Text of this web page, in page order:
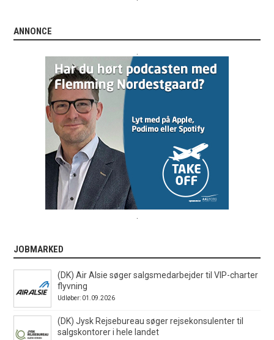
ANNONCE
JOBMARKED
(DK) Air Alsie søger salgsmedarbejder til VIP-charter
flyvning
Udløber: 01.09.2026
(DK) Jysk Rejsebureau søger rejsekonsulenter til
salgskontorer i hele landet